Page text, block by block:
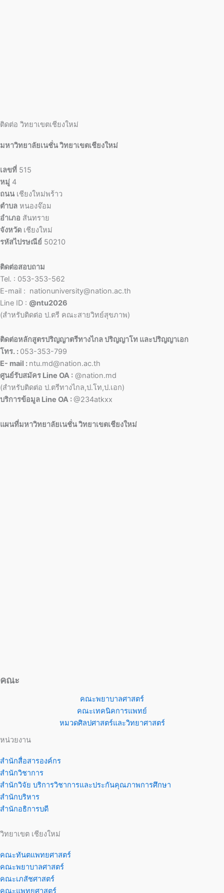
ติดต่อ วิทยาเขตเชียงใหม่
มหาวิทยาลัยเนชั่น วิทยาเขตเชียงใหม่
เลขที่ 515
หมู่ 4
ถนน เชียงใหม่พร้าว
ตำบล หนองจ๊อม
อำเภอ สันทราย
จังหวัด เชียงใหม่
รหัสไปรษณีย์ 50210
ติดต่อสอบถาม
Tel. : 053-353-562
E-mail : nationuniversity@nation.ac.th
Line ID : @ntu2026
(สำหรับติดต่อ ป.ตรี คณะสายวิทย์สุขภาพ)
ติดต่อหลักสูตรปริญญาตรีทางไกล ปริญญาโท และปริญญาเอก
โทร. : 053-353-799
E- mail : ntu.md@nation.ac.th
ศูนย์รับสมัคร Line OA : @nation.md
(สำหรับติดต่อ ป.ตรีทางไกล,ป.โท,ป.เอก)
บริการข้อมูล Line OA :@234atkxx
แผนที่มหาวิทยาลัยเนชั่น วิทยาเขตเชียงใหม่
คณะ
คณะพยาบาลศาสตร์
คณะเทคนิคการแพทย์
หมวดศิลปศาสตร์และวิทยาศาสตร์
หน่วยงาน
สำนักสื่อสารองค์กร
สำนักวิชาการ
สำนักวิจัย บริการวิชาการและประกันคุณภาพการศึกษา
สำนักบริหาร
สำนักอธิการบดี
วิทยาเขต เชียงใหม่
คณะทันตแพทยศาสตร์
คณะพยาบาลศาสตร์
คณะเภสัชศาสตร์
คณะแพทยศาสตร์